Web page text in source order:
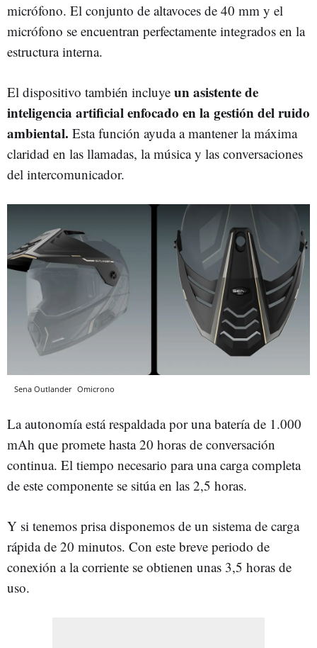
micrófono. El conjunto de altavoces de 40 mm y el
micrófono se encuentran perfectamente integrados en la
estructura interna.
El dispositivo también incluye un asistente de
inteligencia artificial enfocado en la gestión del ruido
ambiental. Esta función ayuda a mantener la máxima
claridad en las llamadas, la música y las conversaciones
del intercomunicador.
Sena Outlander Omicrono
La autonomía está respaldada por una batería de 1.000
mAh que promete hasta 20 horas de conversación
continua. El tiempo necesario para una carga completa
de este componente se sitúa en las 2,5 horas.
Y si tenemos prisa disponemos de un sistema de carga
rápida de 20 minutos. Con este breve periodo de
conexión a la corriente se obtienen unas 3,5 horas de
uso.